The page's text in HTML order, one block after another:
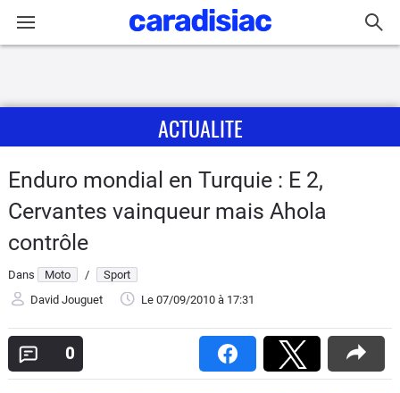
Actu
Essais
Equipement
Avis
Forum
ACTUALITE
Enduro mondial en Turquie : E 2,
Cervantes vainqueur mais Ahola
contrôle
Dans Moto /
Sport
David Jouguet
Le 07/09/2010 à 17:31
0